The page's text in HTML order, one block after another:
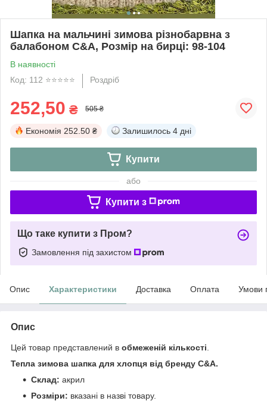
Шапка на мальчині зимова різнобарвна з
балабоном C&A, Розмір на бирці: 98-104
В наявності
Код: 112 ⭐️⭐️⭐️⭐️⭐️
Роздріб
252,50 ₴ 505 ₴
Економія 252.50 ₴ Залишилось 4 дні
Купити
або
Купити з
Що таке купити з Пром?
Замовлення під захистом
Опис Характеристики Доставка Оплата Умови
Опис
Цей товар представлений в обмеженій кількості
Тепла зимова шапка для хлопця від бренду C&A.
Склад: акрил
Розміри: вказані в назві товару.